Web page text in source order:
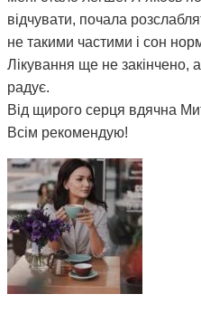
відчувати, почала
не такими частими і сон
Лікування ще не закінчено,
радує.
Від щирого серця вдячна
Всім рекомендую!